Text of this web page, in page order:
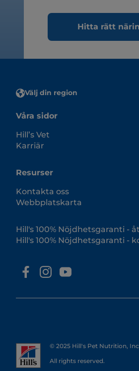
Hitta rätt
Välj din region
Våra sidor
Hill’s Vet
Karriär
Resurser
Kontakta oss
Webbplatskarta
Hill's 100% Nöjdhetsgaranti -
Hill's 100% Nöjdhetsgaranti -
© 2025 Hill's Pet Nutrition,
All rights reserved.